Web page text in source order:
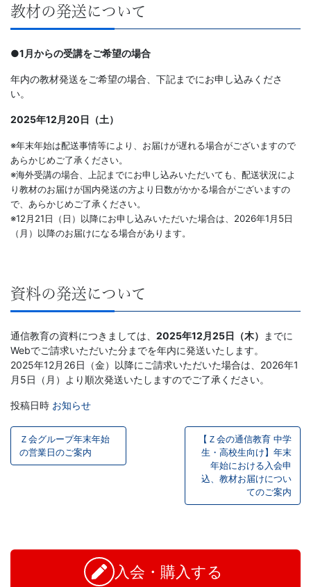
の
差
を
つ
け
る。
幼
～
大
学
受
験
生・
生・
教材の発送について
●1月からの受講をご希望の場合
年内の教材発送をご希望の場合、下記までにお申し込みくださ
い。
2025年12月20日（土）
※年末年始は配送事情等により、お届けが遅れる場合がございますので
あらかじめご了承ください。
※海外受講の場合、上記までにお申し込みいただいても、配送状況によ
り教材のお届けが国内発送の方より日数がかかる場合がございますの
で、あらかじめご了承ください。
※12月21日（日）以降にお申し込みいただいた場合は、2026年1月5日
（月）以降のお届けになる場合があります。
資料の発送について
通信教育の資料につきましては、 2025年12月25日（木）
までに
Webでご請求いただいた分までを年内に発送いたします。
2025年12月26日（金）以降にご請求いただいた場合は、2026年1
月5日（月）より順次発送いたしますのでご了承ください。
投稿日時 お知らせ
投
稿
ー
Ｚ会グループ年末年始
の営業日のご案内
【Ｚ会の通信教育 中学
生・高校生向け】年末
年始における入会申
込、教材お届けについ
てのご案内
入会・購入する